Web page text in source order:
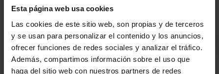
Esta página web usa cookies
Las cookies de este sitio web, son propias y de terceros
y se usan para personalizar el contenido y los anuncios,
ofrecer funciones de redes sociales y analizar el tráfico.
Además, compartimos información sobre el uso que
haga del sitio web con nuestros partners de redes
NOTICIAS
PLANTILLA
ENTRADAS
últimas noticias y promociones del club.
Email
He leído y acepto laPolítica de privacidaddel SASKI BASKONIA